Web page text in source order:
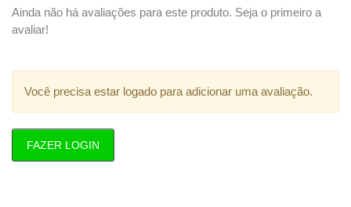
Ainda não há avaliações para este produto. Seja o primeiro a
avaliar!
Você precisa estar logado para adicionar uma avaliação.
FAZER LOGIN